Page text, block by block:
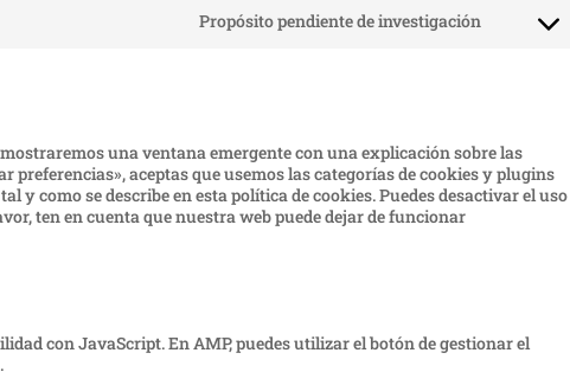
service
burst-
Propósito pendiente de investigación
Consent
una ventana emergente con una explicación sobre las
preferencias», aceptas que usemos las categorías de cookies y plugins
y como se describe en esta política de cookies. Puedes desactivar el uso
ten en cuenta que nuestra web puede dejar de funcionar
con JavaScript. En AMP, puedes utilizar el botón de gestionar el